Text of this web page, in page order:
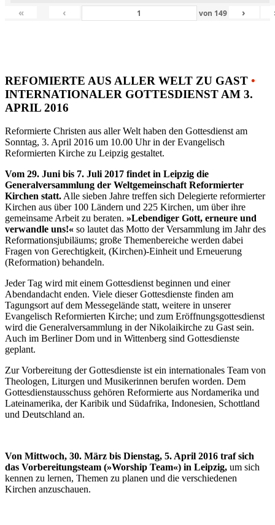
«
‹ von 149 ›
REFOMIERTE AUS ALLER WELT ZU GAST •
INTERNATIONALER GOTTESDIENST AM 3.
APRIL 2016
Reformierte Christen aus aller Welt haben den Gottesdienst am
Sonntag, 3. April 2016 um 10.00 Uhr in der Evangelisch
Reformierten Kirche zu Leipzig gestaltet.
Vom 29. Juni bis 7. Juli 2017 findet in Leipzig die
Generalversammlung der Weltgemeinschaft Reformierter
Kirchen statt.Alle sieben Jahre treffen sich Delegierte reformierter
Kirchen aus über 100 Ländern und 225 Kirchen, um über ihre
gemeinsame Arbeit zu beraten. »Lebendiger Gott, erneure und
verwandle uns!« so lautet das Motto der Versammlung im Jahr des
Reformationsjubiläums; große Themenbereiche werden dabei
Fragen von Gerechtigkeit, (Kirchen)-Einheit und Erneuerung
(Reformation) behandeln.
Jeder Tag wird mit einem Gottesdienst beginnen und einer
Abendandacht enden. Viele dieser Gottesdienste finden am
Tagungsort auf dem Messegelände statt, weitere in unserer
Evangelisch Reformierten Kirche; und zum Eröffnungsgottesdienst
wird die Generalversammlung in der Nikolaikirche zu Gast sein.
Auch im Berliner Dom und in Wittenberg sind Gottesdienste
geplant.
Zur Vorbereitung der Gottesdienste ist ein internationales Team von
Theologen, Liturgen und Musikerinnen berufen worden. Dem
Gottesdienstausschuss gehören Reformierte aus Nordamerika und
Lateinamerika, der Karibik und Südafrika, Indonesien, Schottland
und Deutschland an.
Von Mittwoch, 30. März bis Dienstag, 5. April 2016 traf sich
das Vorbereitungsteam (»Worship Team«) in Leipzig, um sich
kennen zu lernen, Themen zu planen und die verschiedenen
Kirchen anzuschauen.